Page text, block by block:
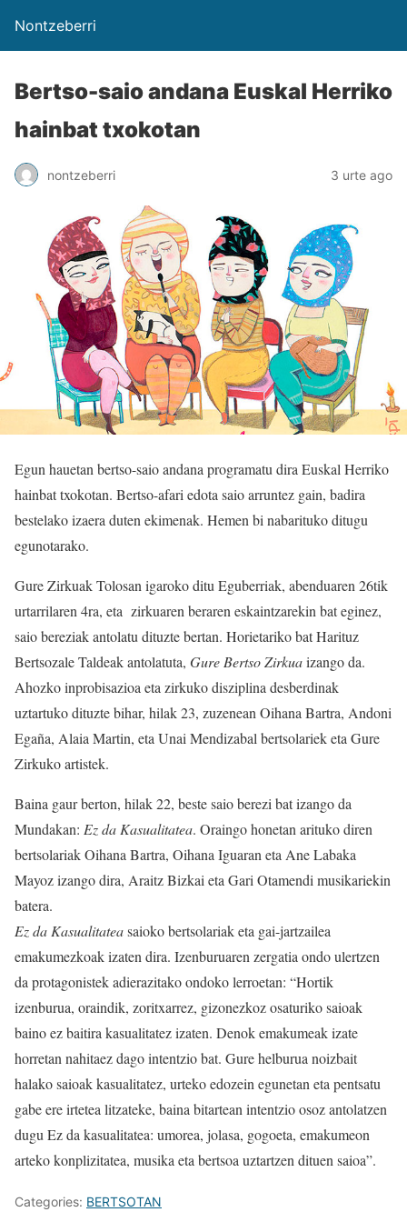
Nontzeberri
Bertso-saio andana Euskal Herriko
hainbat txokotan
nontzeberri 3 urte ago
Egun hauetan bertso-saio andana programatu dira Euskal Herriko
hainbat txokotan. Bertso-afari edota saio arruntez gain, badira
bestelako izaera duten ekimenak. Hemen bi nabarituko ditugu
egunotarako.
Gure Zirkuak Tolosan igaroko ditu Eguberriak, abenduaren 26tik
urtarrilaren 4ra, eta zirkuaren beraren eskaintzarekin bat eginez,
saio bereziak antolatu dituzte bertan. Horietariko bat Harituz
Bertsozale Taldeak antolatuta, Gure Bertso Zirkuaizango da.
Ahozko inprobisazioa eta zirkuko disziplina desberdinak
uztartuko dituzte bihar, hilak 23, zuzenean Oihana Bartra, Andoni
Egaña, Alaia Martin, eta Unai Mendizabal bertsolariek eta Gure
Zirkuko artistek.
Baina gaur berton, hilak 22, beste saio berezi bat izango da
Mundakan: Ez da Kasualitatea. Oraingo honetan arituko diren
bertsolariak Oihana Bartra, Oihana Iguaran eta Ane Labaka
Mayoz izango dira, Araitz Bizkai eta Gari Otamendi musikariekin
batera.
Ez da Kasualitateasaioko bertsolariak eta gai-jartzailea
emakumezkoak izaten dira. Izenburuaren zergatia ondo ulertzen
da protagonistek adierazitako ondoko lerroetan: “Hortik
izenburua, oraindik, zoritxarrez, gizonezkoz osaturiko saioak
baino ez baitira kasualitatez izaten. Denok emakumeak izate
horretan nahitaez dago intentzio bat. Gure helburua noizbait
halako saioak kasualitatez, urteko edozein egunetan eta pentsatu
gabe ere irtetea litzateke, baina bitartean intentzio osoz antolatzen
dugu Ez da kasualitatea: umorea, jolasa, gogoeta, emakumeon
arteko konplizitatea, musika eta bertsoa uztartzen dituen saioa”.
Categories: BERTSOTAN